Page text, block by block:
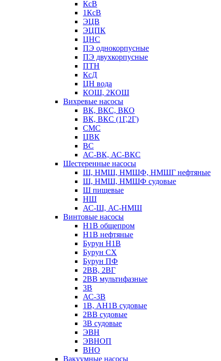
КсВ
1КсВ
ЭЦВ
ЭЦПК
ЦНС
ПЭ однокорпусные
ПЭ двухкорпусные
ПТН
КсД
ЦН вода
КОШ, 2КОШ
Вихревые насосы
ВК, ВКС, ВКО
ВК, ВКС (1Г,2Г)
СМС
ЦВК
ВС
АС-ВК, АС-ВКС
Шестеренные насосы
Ш, НМШ, НМШФ, НМШГ нефтяные
Ш, НМШ, НМШФ судовые
Ш пищевые
НШ
АС-Ш, АС-НМШ
Винтовые насосы
Н1В общепром
Н1В нефтяные
Бурун Н1В
Бурун СХ
Бурун ПФ
2ВВ, 2ВГ
2ВВ мультифазные
3В
АС-3В
1В, АН1В судовые
2ВВ судовые
3В судовые
ЭВН
ЭВНОП
ВНО
Вакуумные насосы